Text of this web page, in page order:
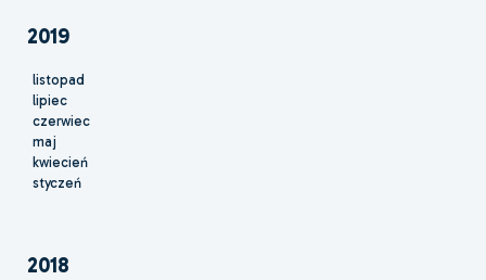
2019
listopad
lipiec
czerwiec
maj
kwiecień
styczeń
2018